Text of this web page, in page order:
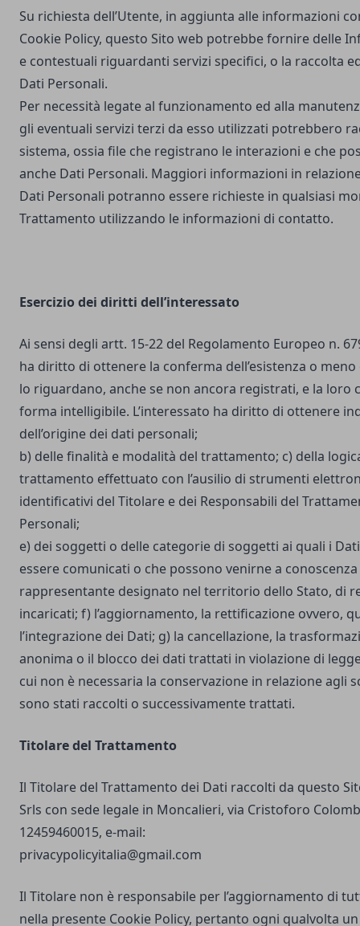
Su richiesta dell’Utente, in aggiunta alle informazioni
Cookie Policy, questo Sito web potrebbe fornire delle
e contestuali riguardanti servizi specifici, o la raccolta
Dati Personali.
Per necessità legate al funzionamento ed alla
gli eventuali servizi terzi da esso utilizzati potrebbero
sistema, ossia file che registrano le interazioni e che
anche Dati Personali. Maggiori informazioni in
Dati Personali potranno essere richieste in qualsiasi
Trattamento utilizzando le informazioni di contatto.
Esercizio dei diritti dell’interessato
Ai sensi degli artt. 15-22 del Regolamento Europeo n.
ha diritto di ottenere la conferma dell’esistenza o
lo riguardano, anche se non ancora registrati, e la loro
forma intelligibile. L’interessato ha diritto di ottenere
dell’origine dei dati personali;
b) delle finalità e modalità del trattamento; c) della
trattamento effettuato con l’ausilio di strumenti
identificativi del Titolare e dei Responsabili del
Personali;
e) dei soggetti o delle categorie di soggetti ai quali i
essere comunicati o che possono venirne a
rappresentante designato nel territorio dello Stato, di
incaricati; f) l’aggiornamento, la rettificazione ovvero,
l’integrazione dei Dati; g) la cancellazione, la
anonima o il blocco dei dati trattati in violazione di
cui non è necessaria la conservazione in relazione agli
sono stati raccolti o successivamente trattati.
Titolare del Trattamento
Il Titolare del Trattamento dei Dati raccolti da questo
Srls con sede legale in Moncalieri, via Cristoforo
12459460015, e-mail:
privacypolicyitalia@gmail.com
Il Titolare non è responsabile per l’aggiornamento di
nella presente Cookie Policy, pertanto ogni qualvolta